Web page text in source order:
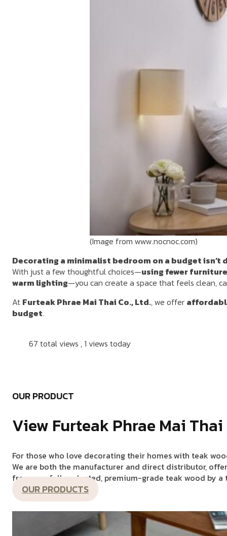
(Image from www.nocnoc.com)
Decorating a minimalist bedroom on a budget isn’t
With just a few thoughtful choices—using fewer
warm lighting—you can create a space that feels clean,
At Furteak Phrae Mai Thai Co., Ltd., we offer
budget.
67 total views , 1 views today
OUR PRODUCT
View Furteak Phrae Mai
For those who love decorating their homes with teak
We are both the manufacturer and direct distributor,
from carefully selected, premium-grade teak wood by
OUR PRODUCTS